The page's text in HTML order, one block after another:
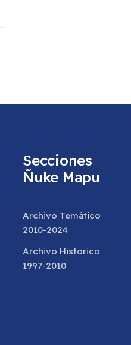
Secciones
Ñuke Mapu
Archivo Temático
2010-2024
Archivo Historico
1997-2010